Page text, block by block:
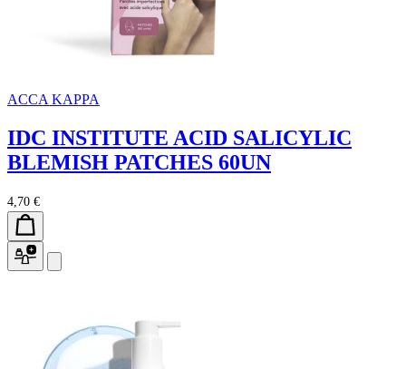
ACCA KAPPA
IDC INSTITUTE ACID SALICYLIC
BLEMISH PATCHES 60UN
4,70 €